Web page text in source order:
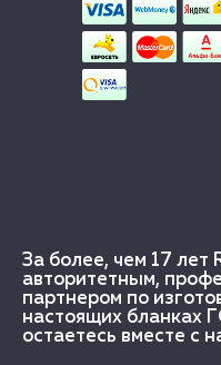
За более, чем 17 лет
авторитетным,
партнером по
настоящих бланках
остаетесь вместе с